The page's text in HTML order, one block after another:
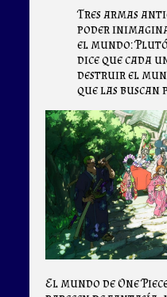
Tres armas
poder
el mundo:
dice que cada
destruir el
que las buscan
El mundo de One